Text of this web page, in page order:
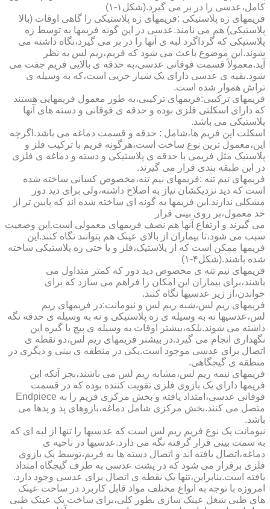
کامل،عدسی را در بر می گیرد.(شکل۱-۱)
فریمهای زه پلاستیکی :فریمهای زه پلاستیکی را گاهی اوقات (بالا
پلاستیکی) هم می نامند.عدسی در این گونه فریمها به توسط زه
پلاستیکی که گرداگرد لبه ی آنها را در بر می گیرد،نگاه داشته می
شوند.این موضوع باعث می شود که فریم،ریم لس به نظر
آید.معمولاً قسمت فوقانی عدسی،به حدقه ی بالایی فریم جفت می
شود.بقیه ی عدسی دارای یک شیار جزیی است،که به وسیله ی
تراش هموار شده است.
فریمهای ترکیبی:فریمهای ترکیبی،به طور معمول فریمهایی هستند
که دارای اسکلتی فلزی بوده و حدقه ی فوقانی و دسته های آنها
پلاستیکی می باشد.
اسکلت این فریم ها،شامل : حدقه و قسمت دماغه می باشد.اگرچه
این،معمول ترین نوع ساخت است،هرگونه فریم با ترکیب فلز و
پلاستیک مثل فریمی با حدقه ی پلاستیکی و دسته و دماغه ی فلزی
در این طبقه بندی قرار می گیرند.
فریمهای نیم تنه :فریمهای نیم تنه،مخصوص کسانی ساخته شده
است که دید نزدیکشان نیاز به اصلاح داشته،ولی برای دید دور
مشکلی ندارند.این فریمها به گونه ای ساخته شده اند که پایین تر از
حد معمول،بر روی بینی قرار
می گیرند و ارتفاع آنها هم نصف فریمهای معمولی است.این وضعیت
سبب می شود،تا بیماران از بالای عینک هم بتوانند نگاه کنند.این
فریمها ممکن است که از پلاستیک،فلز و یا حتی زه پلاستیکی ساخته
شده باشند.(شکل۴-۱)
فریمهای نیم تنه ی مخصوص دید دور که کمتر متداول می
باشند،برای بیماران این امکان را فراهم می سازد که برای
خواندن،از زیر عدسیها نگاه کنند.
فریمهای ریم لس،شبه ریم لس و نیومانت:در فریمهای ریم
لس،عدسیها نه به وسیله ی زه پلاستیکی و نه به وسیله ی حدقه نگه
داشته می شوند.بلکه،بیشتر اوقات به وسیله ی پیچ یا گیره این
نگهداری انجام می گیرد.در بیشتر فریمهای ریم لس،دو نقطه ی
اتصال برای عدسی موجود است.یکی در منطقه ی بینی و دیگری در
منطقه ی گیجگاهی.
فریمهای نیمه ریم لس،مشابه ریم لس می باشند،بجز آنکه این
فریمها دارای یک بازوی فلزی تقویت کننده بوده که در قسمت
فوقانی عدسی،امتداد یافته و بخش مرکزی فریم را به Endpiece
متصل می کنند.بخش مرکزی شامل دماغه،بازوهای پد و پدها می
باشد.
نیومانت یک نوع فریم ریم لس است که عدسیها را تنها از لبه ای که
به سمت بینی قرار گرفته نگه می دارد.عدسیها در ناحیه ی
دماغه،اتصال یافته اند و اتصال دسته ها به فریم،توسط یک بازوی
فلزی برقرار می شود که در پشت عدسی به طرف گیجگاه امتداد
یافته است.بنابراین،تنها یک نقطه ی اتصال برای عدسی وجود دارد.
امروزه با توجه به انواع مختلف مواد قابل کاربرد در ساخت عینک
های طبی شغل عینک سازی بطور کلی،برای ساخت یک عینک طبی